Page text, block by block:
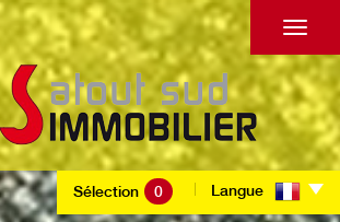
Sélection 0 Langue